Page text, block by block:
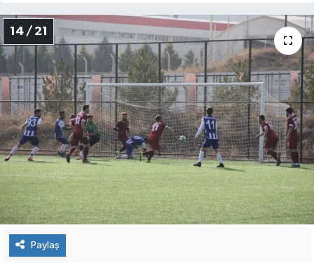
14 / 21
Paylaş